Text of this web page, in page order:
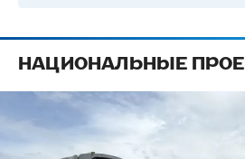
НАЦИОНАЛЬНЫЕ